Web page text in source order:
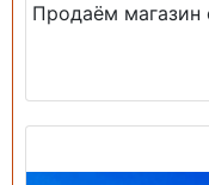
Продаём магазин